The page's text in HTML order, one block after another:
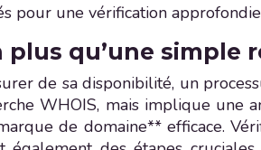
pour une vérification
qu’une simple
de sa disponibilité, un
WHOIS, mais implique
de domaine** efficace.